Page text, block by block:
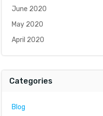
June 2020
May 2020
April 2020
Categories
Blog